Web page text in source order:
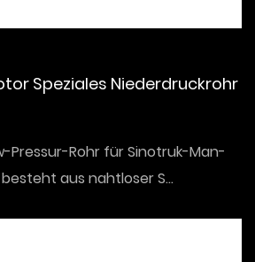
Speziales Niederdruckrohr
Pressur-Rohr für Sinotruk-Man-
aus nahtloser S...